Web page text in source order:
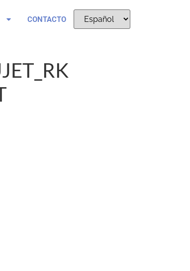
CONTACTO